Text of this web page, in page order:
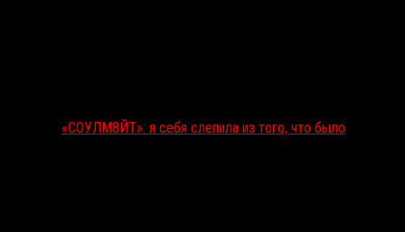
«СОУЛМ8ЙТ»: я себя слепила из того, что было